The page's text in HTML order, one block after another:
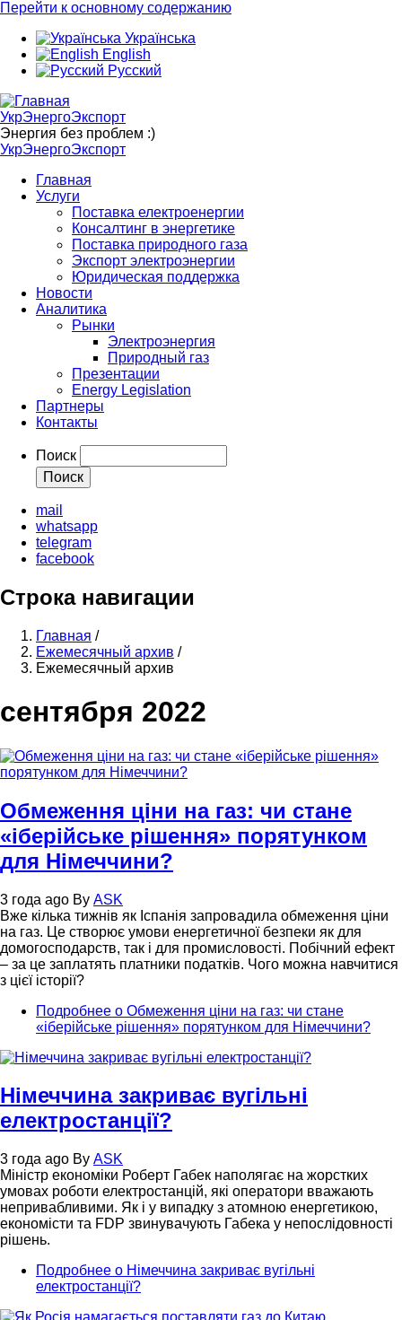
Перейти к основному содержанию
Українська
English
Русский
УкрЭнергоЭкспорт
Энергия без проблем :)
УкрЭнергоЭкспорт
Главная
Услуги
Поставка електроенергии
Консалтинг в энергетике
Поставка природного газа
Экспорт электроэнергии
Юридическая поддержка
Новости
Аналитика
Рынки
Электроэнергия
Природный газ
Презентации
Energy Legislation
Партнеры
Контакты
Поиск
mail
whatsapp
telegram
facebook
Строка навигации
Главная /
Ежемесячный архив /
Ежемесячный архив
сентября 2022
Обмеження ціни на газ: чи стане
«іберійське рішення» порятунком
для Німеччини?
3 года ago By ASK
Вже кілька тижнів як Іспанія запровадила обмеження ціни
на газ. Це створює умови енергетичної безпеки як для
домогосподарств, так і для промисловості. Побічний ефект
– за це заплатять платники податків. Чого можна навчитися
з цієї історії?
Подробнее о Обмеження ціни на газ: чи стане
«іберійське рішення» порятунком для Німеччини?
Німеччина закриває вугільні
електростанції?
3 года ago By ASK
Міністр економіки Роберт Габек наполягає на жорстких
умовах роботи електростанцій, які оператори вважають
непривабливими. Як і у випадку з атомною енергетикою,
економісти та FDP звинувачують Габека у непослідовності
рішень.
Подробнее о Німеччина закриває вугільні
електростанції?